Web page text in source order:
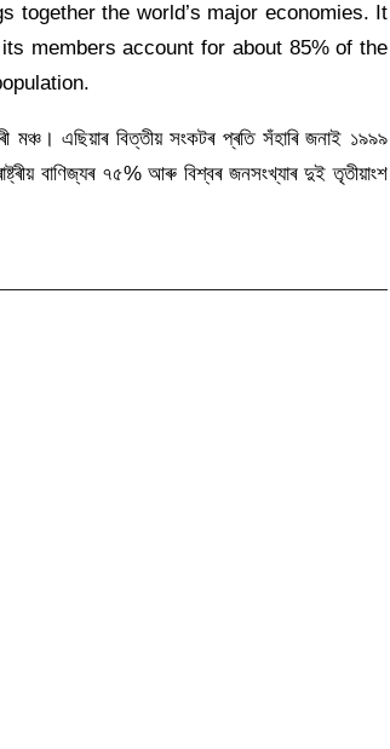
together the world’s major economies. It
members account for about 85% of the
এছিয়াৰ বিত্তীয় সংকটৰ প্ৰতি সঁহাৰি জনাই ১৯৯৯
বাণিজ্যৰ ৭৫% আৰু বিশ্বৰ জনসংখ্যাৰ দুই তৃতীয়াংশ